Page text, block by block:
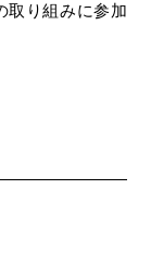
取り組みに参加